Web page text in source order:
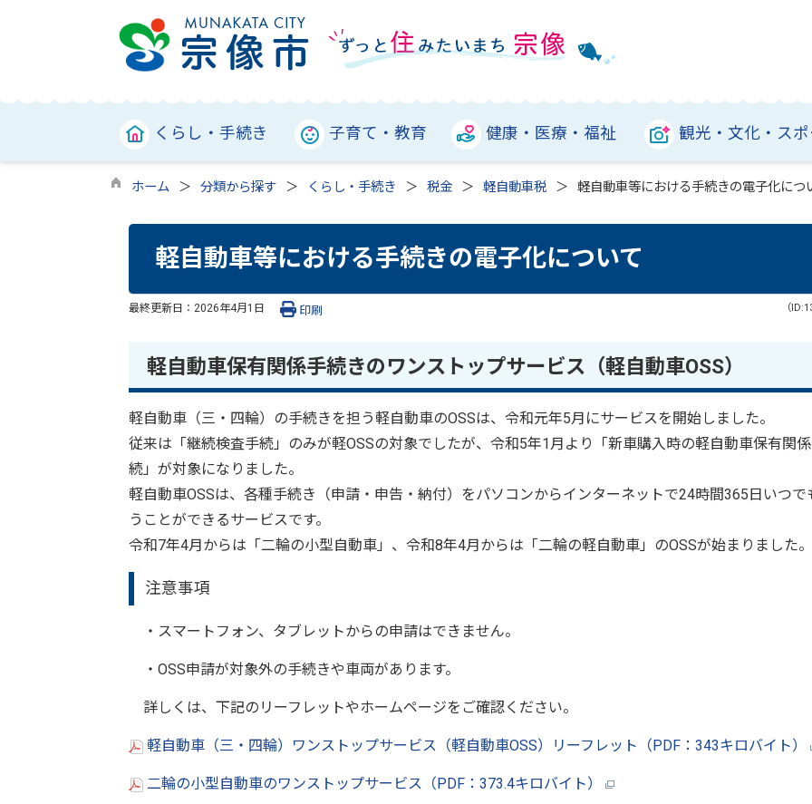
くらし・手続き 子育て・教育 健康・医療・福祉 観光・文化・スポ
ホーム 分類から探す くらし・手続き 税金 軽自動車税 軽自動車等における手続きの電子化につ
軽自動車等における手続きの電子化について
最終更新日： 2026年4月1日 （
印刷
軽自動車保有関係手続きのワンストップサービス（軽自動車OSS）
軽自動車（三・四輪）の手続きを担う軽自動車のOSSは、令和元年5月にサービスを開始しました。
従来は「継続検査手続」のみが軽OSSの対象でしたが、令和5年1月より「新車購入時の軽自動車保有関
続」が対象になりました。
軽自動車OSSは、各種手続き（申請・申告・納付）をパソコンからインターネットで24時間365日いつで
うことができるサービスです。
令和7年4月からは「二輪の小型自動車」、令和8年4月からは「二輪の軽自動車」のOSSが始まりました。
注意事項
・スマートフォン、タブレットからの申請はできません。
・OSS申請が対象外の手続きや車両があります。
詳しくは、下記のリーフレットやホームページをご確認ください。
軽自動車（三・四輪）ワンストップサービス（軽自動車OSS）リーフレット（PDF：343キロバイト）
二輪の小型自動車のワンストップサービス（PDF：373.4キロバイト）